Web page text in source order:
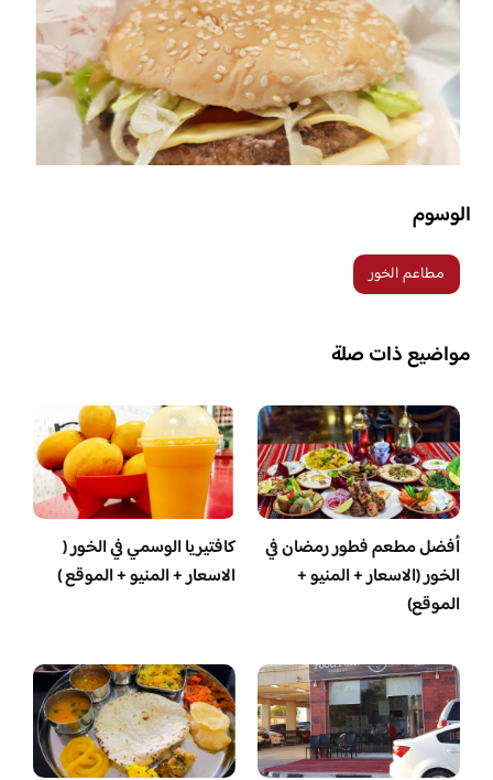
الوسوم
مطاعم الخور
مواضيع ذات صلة
أفضل مطعم فطور رمضان في
الخور (الاسعار + المنيو +
الموقع)
كافتيريا الوسمي في الخور (
الاسعار + المنيو + الموقع )